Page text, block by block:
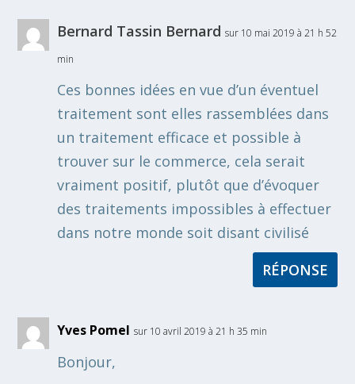
Bernard Tassin Bernard sur 10 mai 2019 à 21 h 52
min
Ces bonnes idées en vue d’un éventuel
traitement sont elles rassemblées dans
un traitement efficace et possible à
trouver sur le commerce, cela serait
vraiment positif, plutôt que d’évoquer
des traitements impossibles à effectuer
dans notre monde soit disant civilisé
RÉPONSE
Yves Pomel sur 10 avril 2019 à 21 h 35 min
Bonjour,